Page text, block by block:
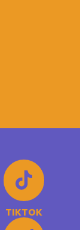
TIKTOK